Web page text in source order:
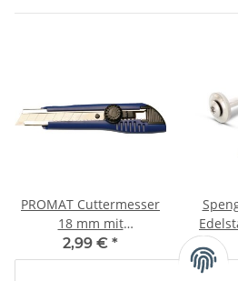
PROMAT Cuttermesser
18 mm mit
Feststellrädchen 2
Ersatzklingen
2,99 € *